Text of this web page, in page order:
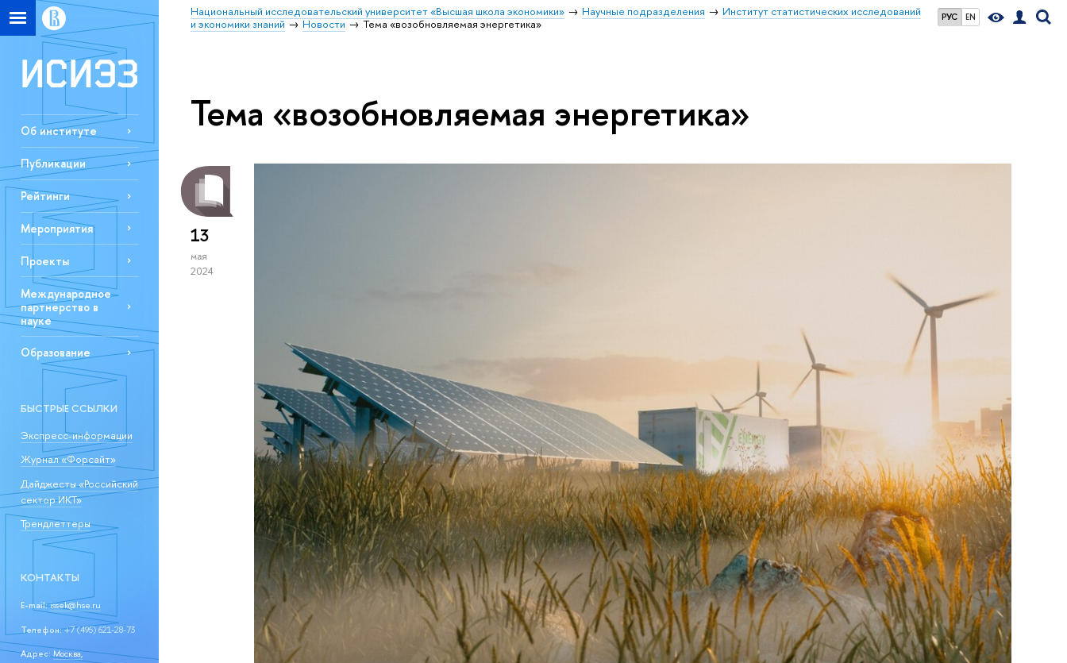
РУС EN
Национальный исследовательский университет «Высшая школа экономики» Научные подразделения
Институт статистических исследований
и экономики знаний
Новости Тема «возобновляемая энергетика»
Об институте
Публикации
Рейтинги
Мероприятия
Проекты
Международное
партнерство в
науке
Образование
БЫСТРЫЕ ССЫЛКИ
Экспресс-информации
Журнал «Форсайт»
Дайджесты «Российский
сектор ИКТ»
Трендлеттеры
КОНТАКТЫ
E-mail:issek@hse.ru
Телефон:+7 (495) 621-28-73
Адрес: Москва,
Тема «возобновляемая энергетика»
13
мая
2024